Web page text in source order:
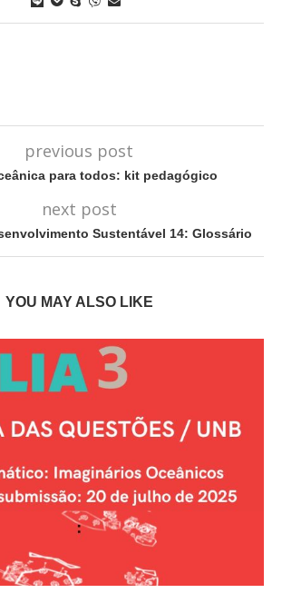
previous post
para todos: kit pedagógico
next post
Sustentável 14: Glossário
YOU MAY ALSO LIKE